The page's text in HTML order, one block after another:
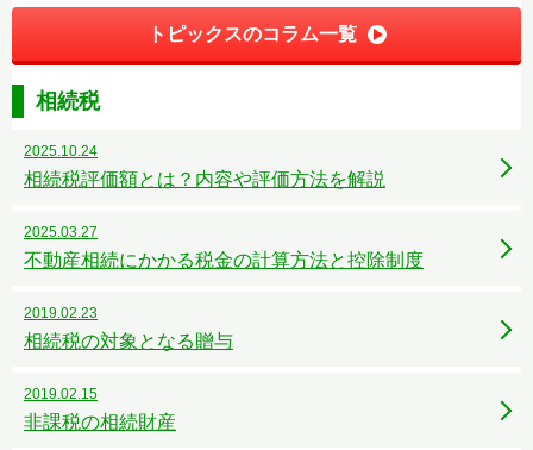
トピックスのコラム一覧
相続税
2025.10.24
相続税評価額とは？内容や評価方法を解説
2025.03.27
不動産相続にかかる税金の計算方法と控除制度
2019.02.23
相続税の対象となる贈与
2019.02.15
非課税の相続財産